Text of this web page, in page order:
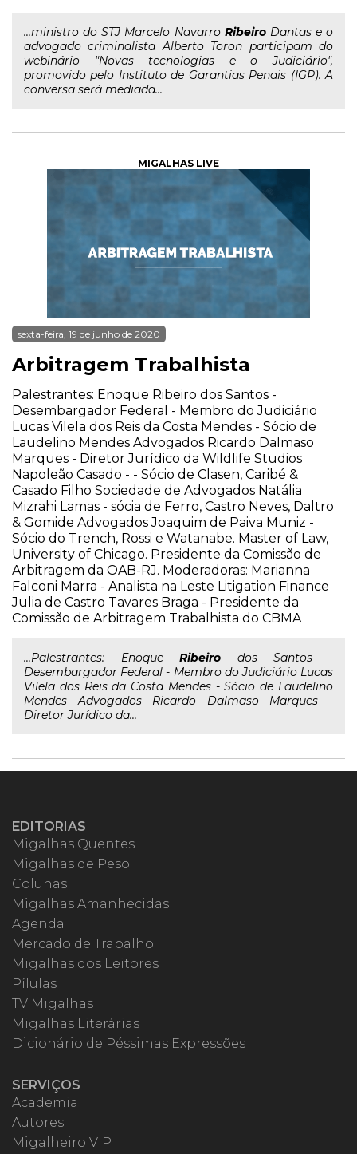
...ministro do STJ Marcelo Navarro RibeiroDantas e o
advogado criminalista Alberto Toron participam do
webinário "Novas tecnologias e o Judiciário",
promovido pelo Instituto de Garantias Penais (IGP). A
conversa será mediada...
MIGALHAS LIVE
sexta-feira, 19 de junho de 2020
Arbitragem Trabalhista
Palestrantes: Enoque Ribeiro dos Santos -
Desembargador Federal - Membro do Judiciário
Lucas Vilela dos Reis da Costa Mendes - Sócio de
Laudelino Mendes Advogados Ricardo Dalmaso
Marques - Diretor Jurídico da Wildlife Studios
Napoleão Casado - - Sócio de Clasen, Caribé &
Casado Filho Sociedade de Advogados Natália
Mizrahi Lamas - sócia de Ferro, Castro Neves, Daltro
& Gomide Advogados Joaquim de Paiva Muniz -
Sócio do Trench, Rossi e Watanabe. Master of Law,
University of Chicago. Presidente da Comissão de
Arbitragem da OAB-RJ. Moderadoras: Marianna
Falconi Marra - Analista na Leste Litigation Finance
Julia de Castro Tavares Braga - Presidente da
Comissão de Arbitragem Trabalhista do CBMA
...Palestrantes: EnoqueRibeiro dos Santos -
Desembargador Federal - Membro do Judiciário Lucas
Vilela dos Reis da Costa Mendes - Sócio de Laudelino
Mendes Advogados Ricardo Dalmaso Marques -
Diretor Jurídico da...
EDITORIAS
Migalhas Quentes
Migalhas de Peso
Colunas
Migalhas Amanhecidas
Agenda
Mercado de Trabalho
Migalhas dos Leitores
Pílulas
TV Migalhas
Migalhas Literárias
Dicionário de Péssimas Expressões
SERVIÇOS
Academia
Autores
Migalheiro VIP